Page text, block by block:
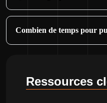
Combien de temps pour
Ressources